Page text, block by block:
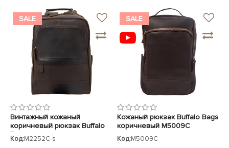
SALE
Винтажный кожаный
коричневый рюкзак Buffalo
Bags
Код:M2252C-s
SALE
Кожаный рюкзак Buffalo Bags
коричневый M5009C
Код:M5009C